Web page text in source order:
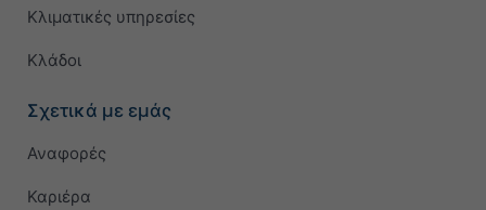
Κλιματικές υπηρεσίες
Κλάδοι
Σχετικά με εμάς
Αναφορές
Καριέρα